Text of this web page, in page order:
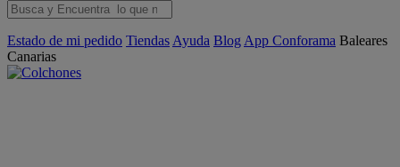
Estado de mi pedido Tiendas Ayuda Blog App Conforama Baleares
Canarias